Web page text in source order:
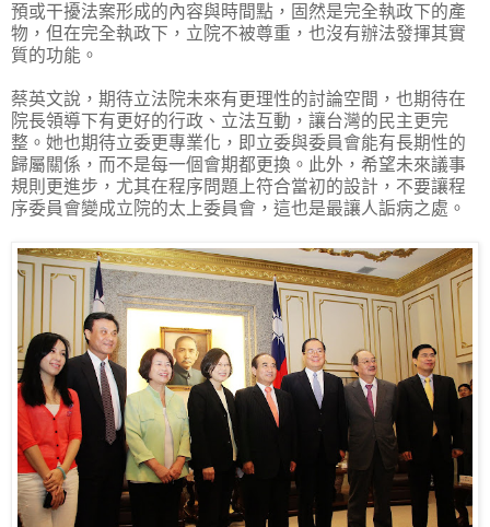
預或干擾法案形成的內容與時間點，固然是完全執政下的產
物，但在完全執政下，立院不被尊重，也沒有辦法發揮其實
質的功能。
蔡英文說，期待立法院未來有更理性的討論空間，也期待在
院長領導下有更好的行政、立法互動，讓台灣的民主更完
整。她也期待立委更專業化，即立委與委員會能有長期性的
歸屬關係，而不是每一個會期都更換。此外，希望未來議事
規則更進步，尤其在程序問題上符合當初的設計，不要讓程
序委員會變成立院的太上委員會，這也是最讓人詬病之處。